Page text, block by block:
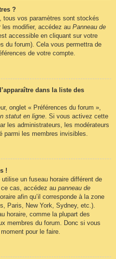
?
tous vos paramètres sont stockés
les modifier, accédez au Panneau de
accessible en cliquant sur votre
du forum). Cela vous permettra de
de votre compte.
dans la liste des
onglet « Préférences du forum »,
statut en ligne . Si vous activez cette
les administrateurs, les modérateurs
parmi les membres invisibles.
!
un fuseau horaire différent de
cas, accédez au panneau de
afin qu’il corresponde à la zone
Paris, New York, Sydney, etc.).
horaire, comme la plupart des
membres du forum. Donc si vous
pour le faire.